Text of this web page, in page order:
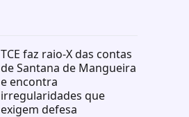
TCE faz raio-X das contas
de Santana de Mangueira
e encontra
irregularidades que
exigem defesa